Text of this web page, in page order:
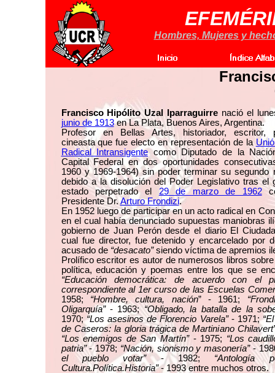
Hombres, Mujeres y
Francisco Hipólito Uzal Iparraguirre nació el
junio de 1913en La Plata, Buenos Aires, Argentina.
Profesor en Bellas Artes, historiador, escritor,
cineasta que fue electo en representación de la
Radical Intransigentecomo Diputado de la
Capital Federal en dos oportunidades
1960 y 1969-1964) sin poder terminar su segundo
debido a la disolución del Poder Legislativo tras el
estado perpetrado el 29 de marzo de 1962
Presidente Dr.Arturo Frondizi.
En 1952 luego de participar en un acto radical en
en el cual había denunciado supuestas maniobras
gobierno de Juan Perón desde el diario El
cual fue director, fue detenido y encarcelado por
acusado de “desacato”siendo víctima de apremios
Prolífico escritor es autor de numerosos libros
política, educación y poemas entre los que se
“Educación democrática: de acuerdo con el
correspondiente al 1er curso de las Escuelas
1958; “Hombre, cultura, nación” - 1961;
Oligarquía”- 1963;“Obligado, la batalla de la
1970;“Los asesinos de Florencio Varela”- 1971;
de Caseros: la gloria trágica de Martiniano
“Los enemigos de San Martín”- 1975; “Los
patria”- 1978; “Nación, sionismo y masonería”-
el pueblo votar”- 1982; “Antología
Cultura.Política.Historia”- 1993 entre muchos otros.